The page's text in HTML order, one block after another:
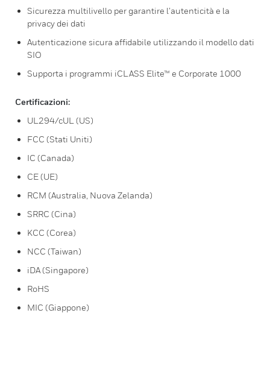
Sicurezza multilivello per garantire l’autenticità e la
privacy dei dati
Autenticazione sicura affidabile utilizzando il modello dati
SIO
Supporta i programmi iCLASS Elite™ e Corporate 1000
Certificazioni:
UL294/cUL (US)
FCC (Stati Uniti)
IC (Canada)
CE (UE)
RCM (Australia, Nuova Zelanda)
SRRC (Cina)
KCC (Corea)
NCC (Taiwan)
iDA (Singapore)
RoHS
MIC (Giappone)